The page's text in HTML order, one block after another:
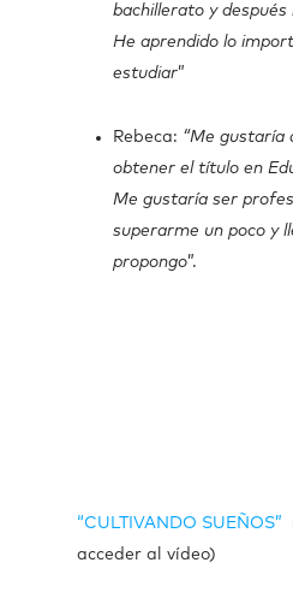
bachillerato y después
He aprendido lo
estudiar”
Rebeca: “Me gustaría
obtener el título en
Me gustaría ser
superarme un poco y
propongo”.
“CULTIVANDO SUEÑOS”
acceder al vídeo)